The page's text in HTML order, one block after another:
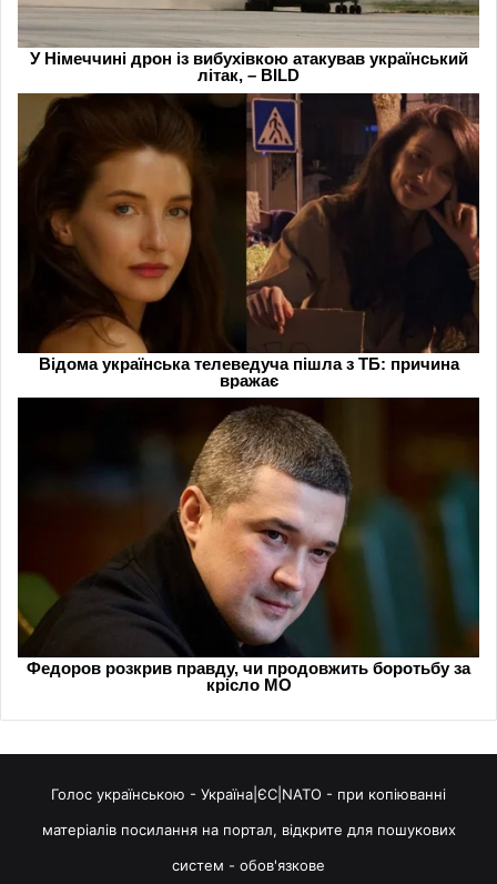
Голос українською - Україна|ЄС|NATO - при копіюванні
матеріалів посилання на портал, відкрите для пошукових
систем - обов'язкове